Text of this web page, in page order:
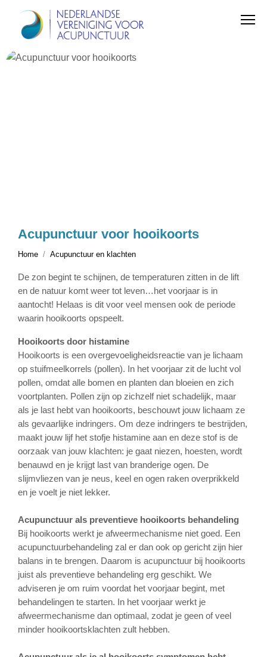
Acupunctuur voor hooikoorts
Home Acupunctuur en klachten
De zon begint te schijnen, de temperaturen zitten in de lift
en de natuur komt weer tot leven…het voorjaar is in
aantocht! Helaas is dit voor veel mensen ook de periode
waarin hooikoorts opspeelt.
Hooikoorts door histamine
Hooikoorts is een overgevoeligheidsreactie van je lichaam
op stuifmeelkorrels (pollen). In het voorjaar zit de lucht vol
pollen, omdat alle bomen en planten dan bloeien en zich
voortplanten. Pollen zijn op zichzelf niet schadelijk, maar
als je last hebt van hooikoorts, beschouwt jouw lichaam ze
als gevaarlijke indringers. Om deze indringers te bestrijden,
maakt jouw lijf het stofje histamine aan en deze stof is de
oorzaak van jouw klachten: je gaat niezen, hoesten, wordt
benauwd en je krijgt last van branderige ogen. De
slijmvliezen van je neus, keel en ogen raken overprikkeld
en je voelt je niet lekker.
Acupunctuur als preventieve hooikoorts behandeling
Bij hooikoorts werkt je afweermechanisme niet goed. Een
acupunctuurbehandeling zal er dan ook op gericht zijn hier
balans in te brengen. Daarom is acupunctuur bij hooikoorts
juist als preventieve behandeling erg geschikt. We
adviseren je om ruim voordat het voorjaar begint, met
behandelingen te starten. In het voorjaar werkt je
afweermechanisme dan optimaal, zodat je geen of veel
minder hooikoortsklachten zult hebben.